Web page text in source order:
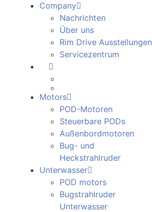
Company
Nachrichten
Über uns
Rim Drive Ausstellungen
Servicezentrum
Motors
POD-Motoren
Steuerbare PODs
Außenbordmotoren
Bug- und
Heckstrahlruder
Unterwasser
POD motors
Bugstrahlruder
Unterwasser